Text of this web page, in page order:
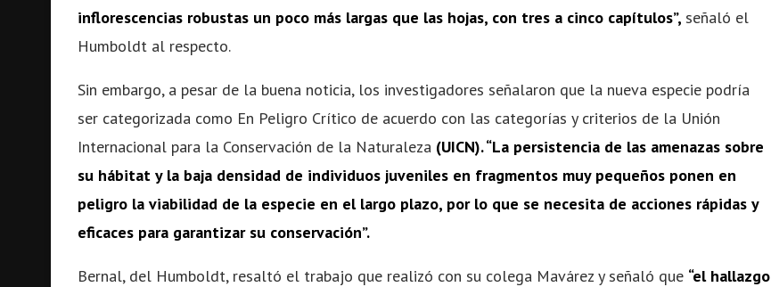
inflorescencias robustas un poco más largas que las hojas, con tres a cinco capítulos”, señaló el
Humboldt al respecto.
Sin embargo, a pesar de la buena noticia, los investigadores señalaron que la nueva especie podría
ser categorizada como En Peligro Crítico de acuerdo con las categorías y criterios de la Unión
Internacional para la Conservación de la Naturaleza (UICN).“La persistencia de las amenazas sobre
su hábitat y la baja densidad de individuos juveniles en fragmentos muy pequeños ponen en
peligro la viabilidad de la especie en el largo plazo, por lo que se necesita de acciones rápidas y
eficaces para garantizar su conservación”.
Bernal, del Humboldt, resaltó el trabajo que realizó con su colega Mavárez y señaló que “el hallazgo